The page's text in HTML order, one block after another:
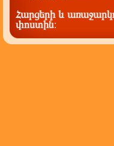
Հարցերի և
փոստին: